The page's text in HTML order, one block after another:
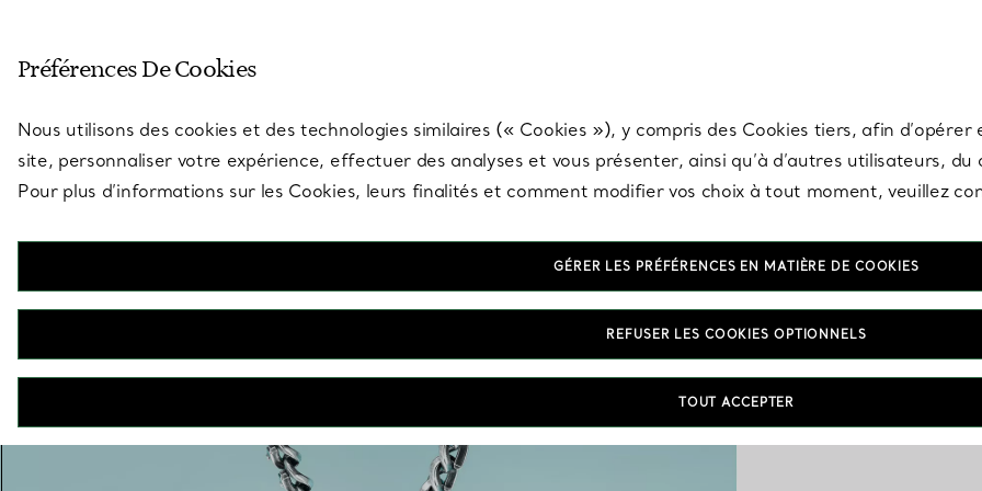
touche
Préférences De Cookies
Nous utilisons des cookies et des technologies similaires (« Cookies »), y compris des Cookies tiers, afin
site, personnaliser votre expérience, effectuer des analyses et vous présenter, ainsi qu’à d’autres utilisateurs,
Pour plus d’informations sur les Cookies, leurs finalités et comment modifier vos choix à tout moment, veuillez
GÉRER LES PRÉFÉRENCES EN MATIÈRE DE COOKIES
REFUSER LES COOKIES OPTIONNELS
TOUT ACCEPTER